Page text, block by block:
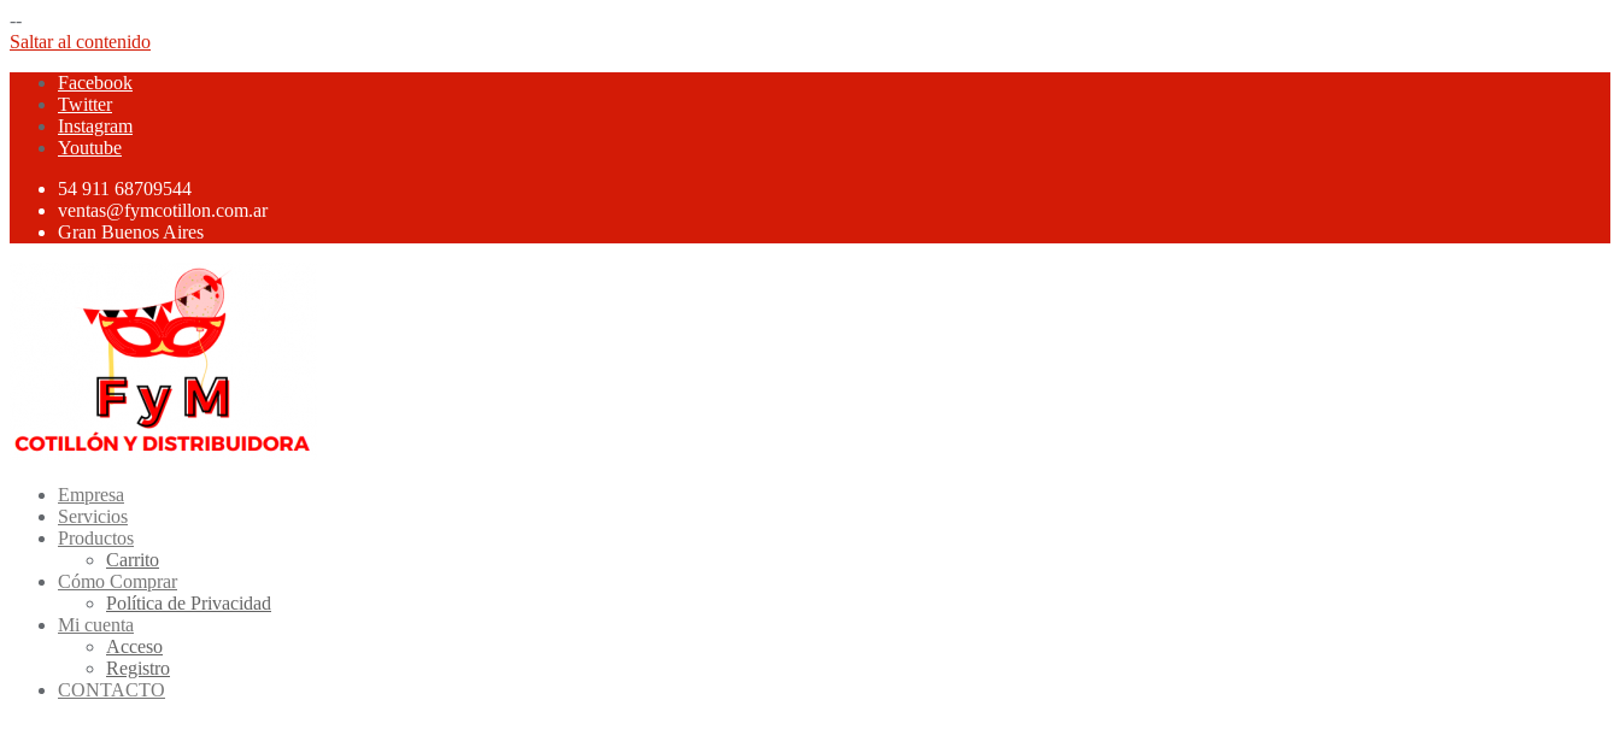
--
Saltar al contenido
Facebook
Twitter
Instagram
Youtube
54 911 68709544
ventas@fymcotillon.com.ar
Gran Buenos Aires
Empresa
Servicios
Productos
Carrito
Cómo Comprar
Política de Privacidad
Mi cuenta
Acceso
Registro
CONTACTO